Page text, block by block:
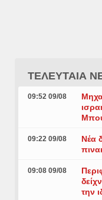
ΤΕΛΕΥΤΑΙΑ
09:52 09/08
09:22 09/08
Νέα
09:08 09/08
την